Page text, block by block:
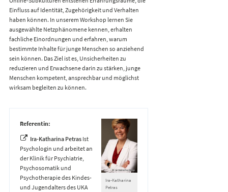
Einfluss auf Identität, Zugehörigkeit und Verhalten
haben können. In unserem Workshop lernen Sie
ausgewählte Netzphänomene kennen, erhalten
fachliche Einordnungen und erfahren, warum
bestimmte Inhalte für junge Menschen so anziehend
sein können. Das Ziel ist es, Unsicherheiten zu
reduzieren und Erwachsene darin zu stärken, junge
Menschen kompetent, ansprechbar und möglichst
wirksam begleiten zu können.
Referentin:
Ira-Katharina PetrasIst
Psychologin und arbeitet an
der Klinik für Psychiatrie,
Psychosomatik und
Psychotherapie des Kindes-
und Jugendalters des UKA
Ira-Katharina
Petras